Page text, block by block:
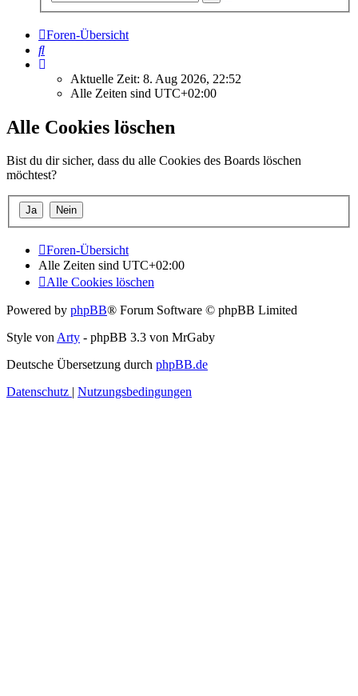
Foren-Übersicht
Suche
Aktuelle Zeit: 8. Aug 2026, 22:52
Alle Zeiten sind UTC+02:00
Alle Cookies löschen
Bist du dir sicher, dass du alle Cookies des Boards löschen
möchtest?
Foren-Übersicht
Alle Zeiten sind UTC+02:00
Alle Cookies löschen
Powered by phpBB® Forum Software © phpBB Limited
Style von Arty - phpBB 3.3 von MrGaby
Deutsche Übersetzung durch phpBB.de
Datenschutz | Nutzungsbedingungen